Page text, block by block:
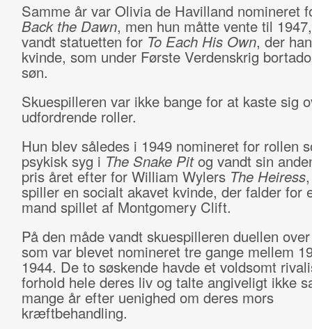
Samme år var Olivia de Havilland nomineret
Back the Dawn, men hun måtte vente til
vandt statuetten for To Each His Own, der
kvinde, som under Første Verdenskrig
søn.
Skuespilleren var ikke bange for at kaste sig
udfordrende roller.
Hun blev således i 1949 nomineret for rollen
psykisk syg i The Snake Pitog vandt sin
pris året efter for William Wylers The Heiress
spiller en socialt akavet kvinde, der falder for
mand spillet af Montgomery Clift.
På den måde vandt skuespilleren duellen
som var blevet nomineret tre gange mellem
1944. De to søskende havde et voldsomt
forhold hele deres liv og talte angiveligt ikke
mange år efter uenighed om deres mors
kræftbehandling.